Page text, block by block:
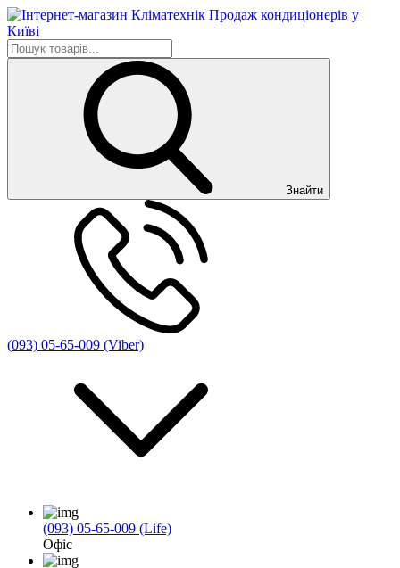
Знайти
(093) 05-65-009 (Viber)
(093) 05-65-009 (Life)
Офіс